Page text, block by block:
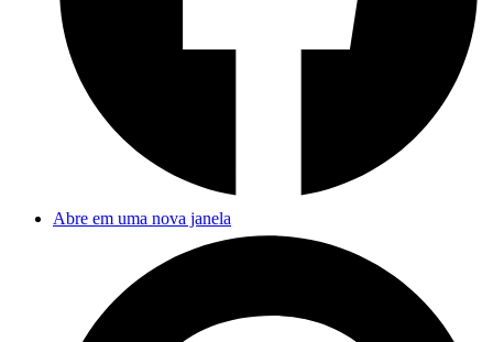
Abre em uma nova janela